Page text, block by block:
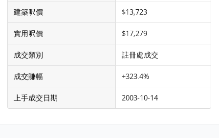
建築呎價 $13,723
實用呎價 $17,279
成交類別 註冊處成交
成交賺幅 +323.4%
上手成交日期 2003-10-14